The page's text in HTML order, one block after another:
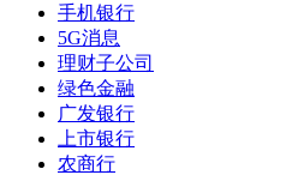
手机银行
5G消息
理财子公司
绿色金融
广发银行
上市银行
农商行